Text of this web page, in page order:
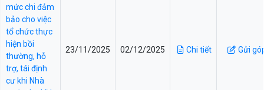
mức chi đảm
bảo cho việc
tổ chức thực
hiện bồi
thường, hỗ
trợ, tái định
cư khi Nhà
23/11/2025 02/12/2025 Chi tiết Gửi